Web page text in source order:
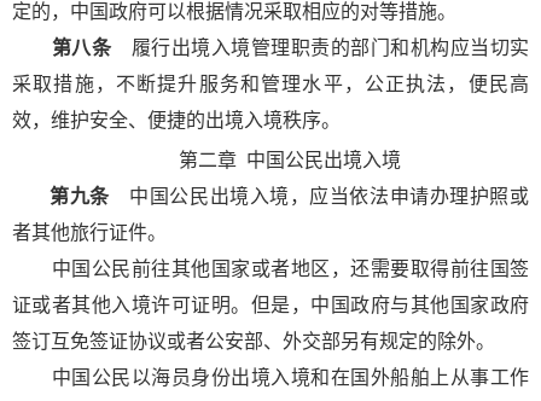
定的，中国政府可以根据情况采取相应的对等措施。
第八条履行出境入境管理职责的部门和机构应当切实
采取措施，不断提升服务和管理水平，公正执法，便民高
效，维护安全、便捷的出境入境秩序。
第二章 中国公民出境入境
第九条中国公民出境入境，应当依法申请办理护照或
者其他旅行证件。
中国公民前往其他国家或者地区，还需要取得前往国签
证或者其他入境许可证明。但是，中国政府与其他国家政府
签订互免签证协议或者公安部、外交部另有规定的除外。
中国公民以海员身份出境入境和在国外船舶上从事工作